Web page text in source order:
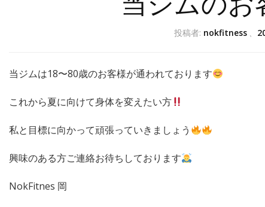
投稿者: nokfitness 、
当ジムは18〜80歳のお客様が通われております
これから夏に向けて身体を変えたい方
私と目標に向かって頑張っていきましょう
興味のある方ご連絡お待ちしております
NokFitnes 岡